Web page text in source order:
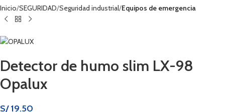
Inicio SEGURIDAD Seguridad industrial Equipos de emergencia
Detector de humo slim LX-98
Opalux
S/19.50